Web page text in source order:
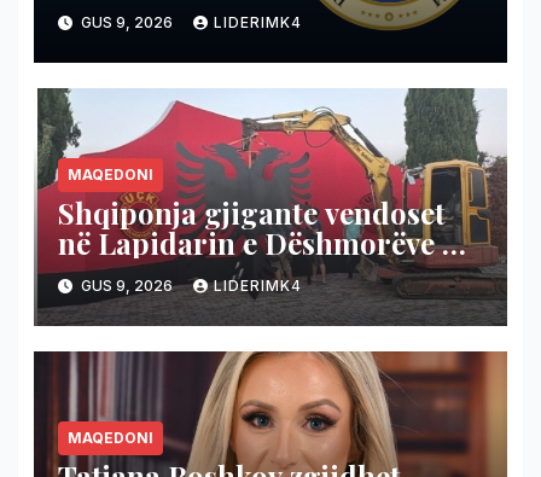
GUS 9, 2026 LIDERIMK4
MAQEDONI
Shqiponja gjigante vendoset
në Lapidarin e Dëshmorëve në
fshatin Hotël të Likovës
(Kumanovë)
GUS 9, 2026 LIDERIMK4
MAQEDONI